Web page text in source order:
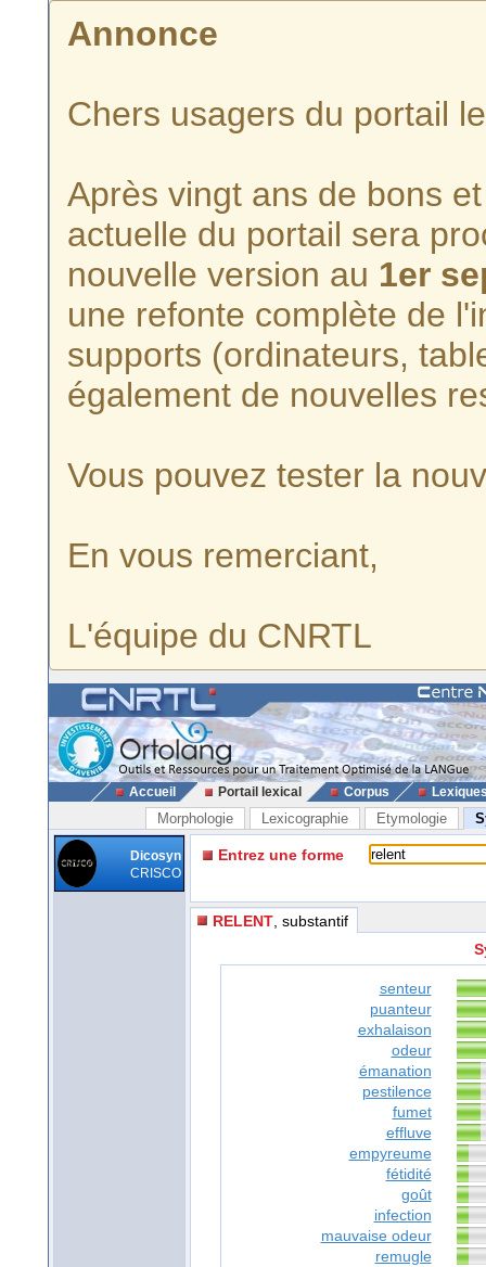
Annonce
Chers usagers du portail
Après vingt ans de bons
actuelle du portail sera
nouvelle version au 1er
une refonte complète de
supports (ordinateurs,
également de nouvelles
Vous pouvez tester la
En vous remerciant,
L'équipe du CNRTL
Accueil Portail lexical Corpus
Morphologie Lexicographie Etymologie
Dicosyn
CRISCO
Entrez une forme
RELENT , substantif
senteur
puanteur
exhalaison
odeur
émanation
pestilence
fumet
effluve
empyreume
fétidité
goût
infection
mauvaise odeur
remugle